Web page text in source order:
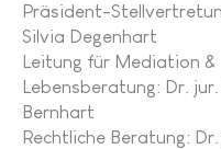
Präsident-
Silvia Degenhart
Leitung für Mediation &
Lebensberatung: Dr.
Bernhart
Rechtliche Beratung: